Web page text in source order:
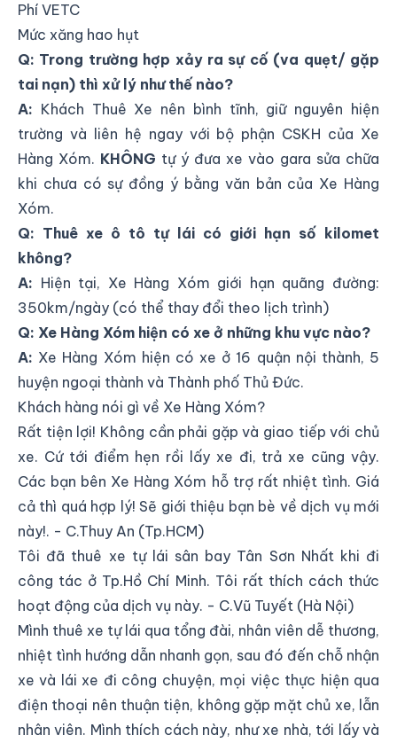
Phí VETC
Mức xăng hao hụt
Q: Trong trường hợp xảy ra sự cố (va quẹt/ gặp
tai nạn) thì xử lý như thế nào?
A: Khách Thuê Xe nên bình tĩnh, giữ nguyên hiện
trường và liên hệ ngay với bộ phận CSKH của Xe
Hàng Xóm. KHÔNG tự ý đưa xe vào gara sửa chữa
khi chưa có sự đồng ý bằng văn bản của Xe Hàng
Xóm.
Q: Thuê xe ô tô tự lái có giới hạn số kilomet
không?
A: Hiện tại, Xe Hàng Xóm giới hạn quãng đường:
350km/ngày (có thể thay đổi theo lịch trình)
Q: Xe Hàng Xóm hiện có xe ở những khu vực nào?
A: Xe Hàng Xóm hiện có xe ở 16 quận nội thành, 5
huyện ngoại thành và Thành phố Thủ Đức.
Khách hàng nói gì về Xe Hàng Xóm?
Rất tiện lợi! Không cần phải gặp và giao tiếp với chủ
xe. Cứ tới điểm hẹn rồi lấy xe đi, trả xe cũng vậy.
Các bạn bên Xe Hàng Xóm hỗ trợ rất nhiệt tình. Giá
cả thì quá hợp lý! Sẽ giới thiệu bạn bè về dịch vụ mới
này!. - C.Thuy An (Tp.HCM)
Tôi đã thuê xe tự lái sân bay Tân Sơn Nhất khi đi
công tác ở Tp.Hồ Chí Minh. Tôi rất thích cách thức
hoạt động của dịch vụ này. - C.Vũ Tuyết (Hà Nội)
Mình thuê xe tự lái qua tổng đài, nhân viên dễ thương,
nhiệt tình hướng dẫn nhanh gọn, sau đó đến chỗ nhận
xe và lái xe đi công chuyện, mọi việc thực hiện qua
điện thoại nên thuận tiện, không gặp mặt chủ xe, lẫn
nhân viên. Mình thích cách này, như xe nhà, tới lấy và